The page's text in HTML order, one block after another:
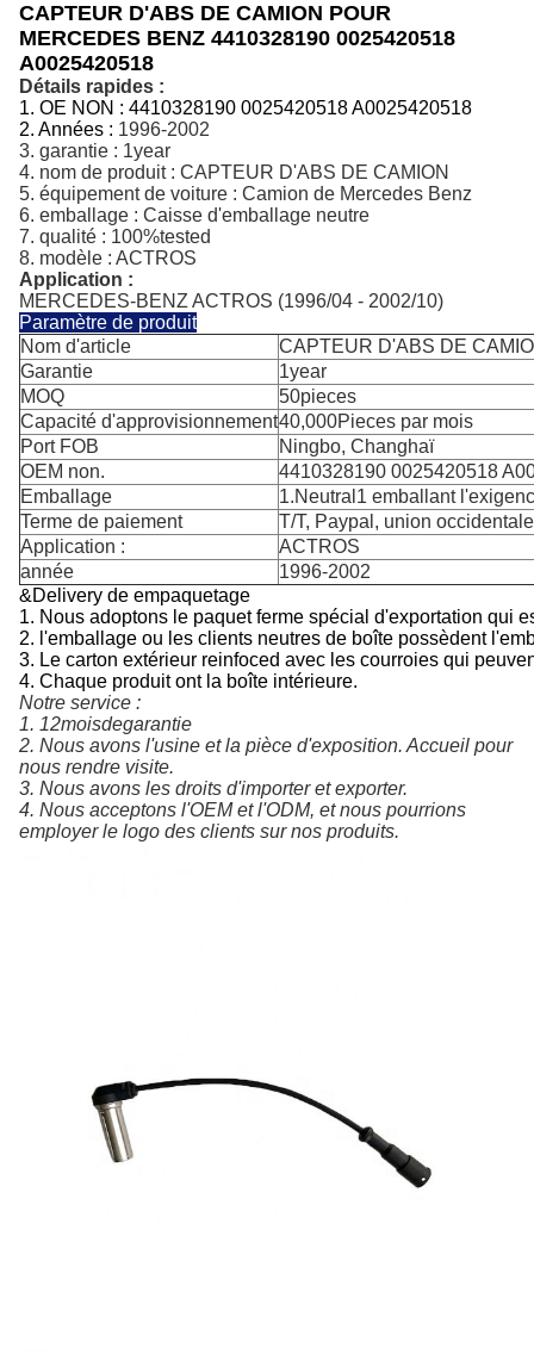
CAPTEUR D'ABS DE CAMION POUR
MERCEDES BENZ 4410328190 0025420518
A0025420518
Détails rapides :
1. OE NON : 4410328190 0025420518 A0025420518
2. Années : 1996-2002
3. garantie : 1year
4. nom de produit : CAPTEUR D'ABS DE CAMION
5. équipement de voiture : Camion de Mercedes Benz
6. emballage : Caisse d'emballage neutre
7. qualité : 100%tested
8. modèle : ACTROS
Application :
MERCEDES-BENZ ACTROS (1996/04 - 2002/10)
Paramètre de produit
Nom d'article
CAPTEUR D'ABS DE
Garantie
1year
MOQ
50pieces
Capacité d'approvisionnement40,000Pieces par mois
Port FOB
Ningbo, Changhaï
OEM non.
4410328190 0025420518
Emballage
1.Neutral1 emballant
Terme de paiement
T/T, Paypal, union occidentale
Application :
ACTROS
année
1996-2002
&Delivery de empaquetage
1. Nous adoptons le paquet ferme spécial d'exportation qui
2. l'emballage ou les clients neutres de boîte possèdent
3. Le carton extérieur reinfoced avec les courroies qui
4. Chaque produit ont la boîte intérieure.
Notre service :
1. 12moisdegarantie
2. Nous avons l'usine et la pièce d'exposition. Accueil pour
nous rendre visite.
3. Nous avons les droits d'importer et exporter.
4. Nous acceptons l'OEM et l'ODM, et nous pourrions
employer le logo des clients sur nos produits.